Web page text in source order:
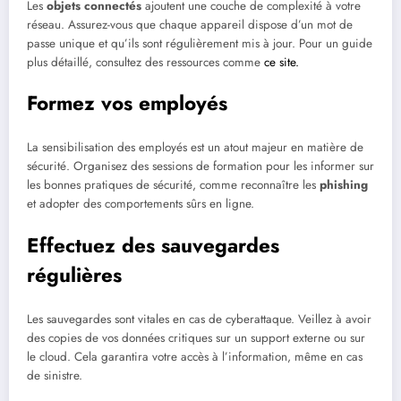
Les objets connectés ajoutent une couche de complexité à votre
réseau. Assurez-vous que chaque appareil dispose d’un mot de
passe unique et qu’ils sont régulièrement mis à jour. Pour un guide
plus détaillé, consultez des ressources comme ce site.
Formez vos employés
La sensibilisation des employés est un atout majeur en matière de
sécurité. Organisez des sessions de formation pour les informer sur
les bonnes pratiques de sécurité, comme reconnaître les phishing
et adopter des comportements sûrs en ligne.
Effectuez des sauvegardes
régulières
Les sauvegardes sont vitales en cas de cyberattaque. Veillez à avoir
des copies de vos données critiques sur un support externe ou sur
le cloud. Cela garantira votre accès à l’information, même en cas
de sinistre.